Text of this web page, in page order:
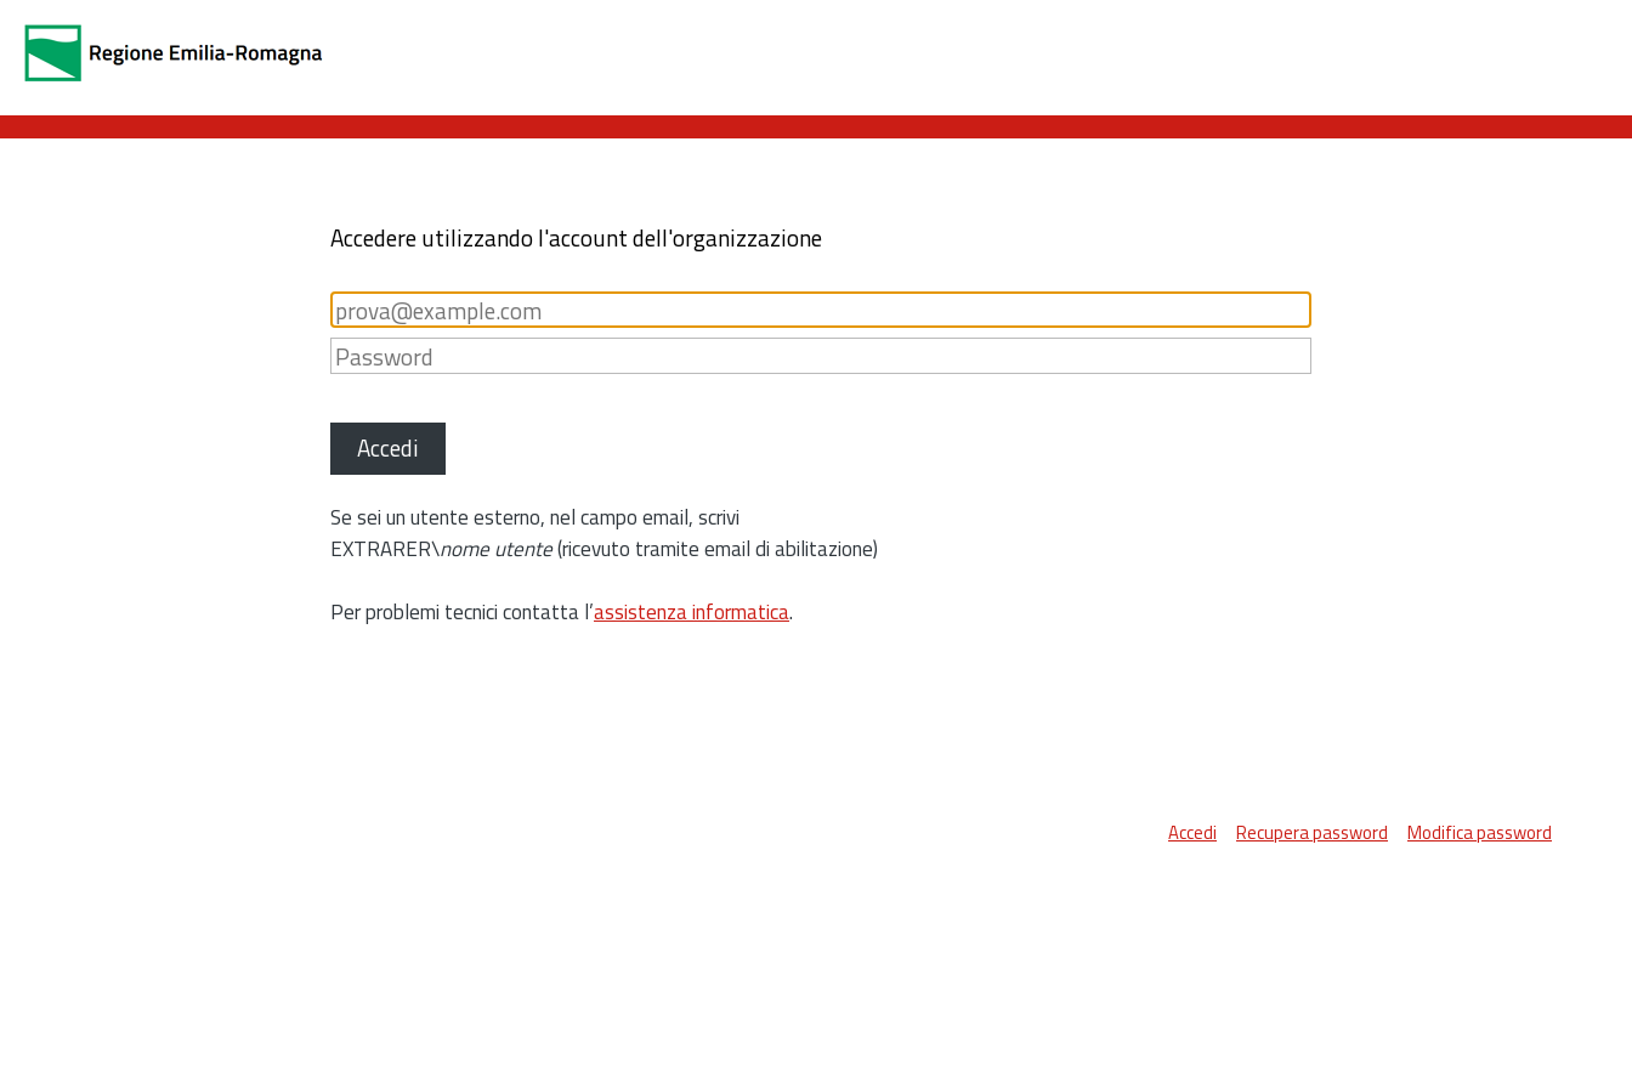
Accedere utilizzando l'account dell'organizzazione
Accedi
Se sei un utente esterno, nel campo email, scrivi
EXTRARER\nome utente(ricevuto tramite email di abilitazione)
Per problemi tecnici contatta l’assistenza informatica.
Accedi Recupera password Modifica password